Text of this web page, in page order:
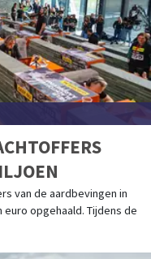
van de aardbevingen in
euro opgehaald. Tijdens de